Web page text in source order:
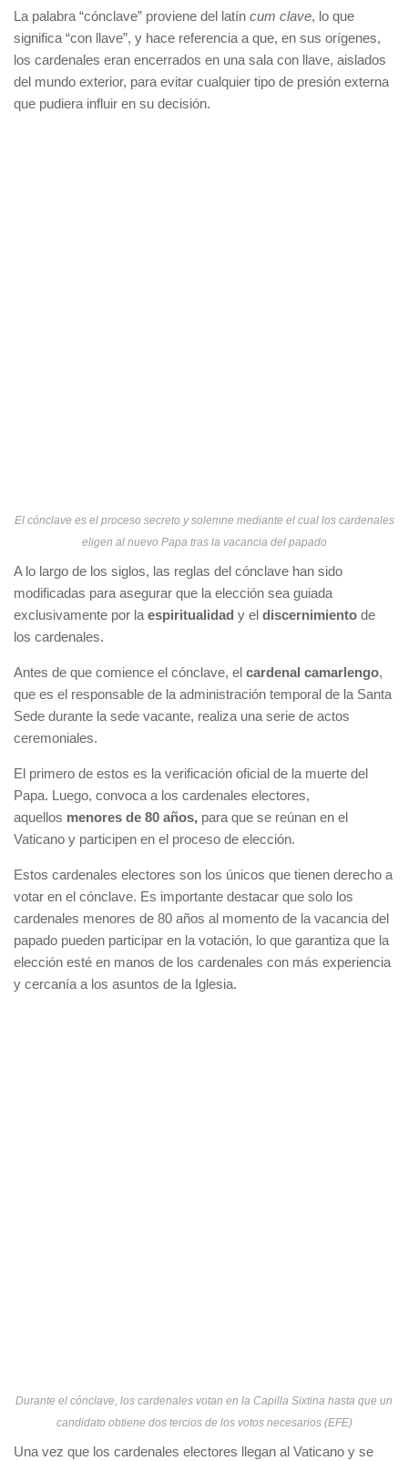
La palabra “cónclave” proviene del latín cum clave, lo que
significa “con llave”, y hace referencia a que, en sus orígenes,
los cardenales eran encerrados en una sala con llave, aislados
del mundo exterior, para evitar cualquier tipo de presión externa
que pudiera influir en su decisión.
El cónclave es el proceso secreto y solemne mediante el cual los cardenales
eligen al nuevo Papa tras la vacancia del papado
A lo largo de los siglos, las reglas del cónclave han sido
modificadas para asegurar que la elección sea guiada
exclusivamente por la espiritualidad y el discernimiento de
los cardenales.
Antes de que comience el cónclave, el cardenal camarlengo,
que es el responsable de la administración temporal de la Santa
Sede durante la sede vacante, realiza una serie de actos
ceremoniales.
El primero de estos es la verificación oficial de la muerte del
Papa. Luego, convoca a los cardenales electores,
aquellos menores de 80 años, para que se reúnan en el
Vaticano y participen en el proceso de elección.
Estos cardenales electores son los únicos que tienen derecho a
votar en el cónclave. Es importante destacar que solo los
cardenales menores de 80 años al momento de la vacancia del
papado pueden participar en la votación, lo que garantiza que la
elección esté en manos de los cardenales con más experiencia
y cercanía a los asuntos de la Iglesia.
Durante el cónclave, los cardenales votan en la Capilla Sixtina hasta que un
candidato obtiene dos tercios de los votos necesarios (EFE)
Una vez que los cardenales electores llegan al Vaticano y se